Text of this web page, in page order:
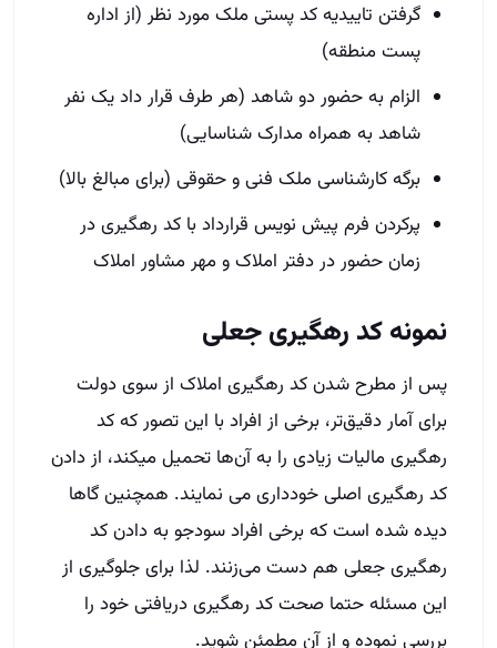
گرفتن تاییدیه کد پستی ملک مورد نظر (از اداره
پست منطقه)
الزام به حضور دو شاهد (هر طرف قرار داد یک نفر
شاهد به همراه مدارک شناسایی)
برگه کارشناسی ملک فنی و حقوقی (برای مبالغ بالا)
پرکردن فرم پیش­ نویس قرارداد با کد رهگیری در
زمان حضور در دفتر املاک و مهر مشاور املاک
نمونه کد رهگیری جعلی
پس از مطرح شدن کد رهگیری املاک از سوی دولت
برای آمار دقیق‌تر، برخی از افراد با این تصور که کد
رهگیری مالیات زیادی را به آن‌ها تحمیل می­کند، از دادن
کد رهگیری اصلی خودداری می­ نمایند. همچنین گاها
دیده شده است که برخی افراد سودجو به دادن کد
رهگیری جعلی هم دست می‌زنند. لذا برای جلوگیری از
این مسئله حتما صحت کد رهگیری دریافتی خود را
بررسی نموده و از آن مطمئن شوید.